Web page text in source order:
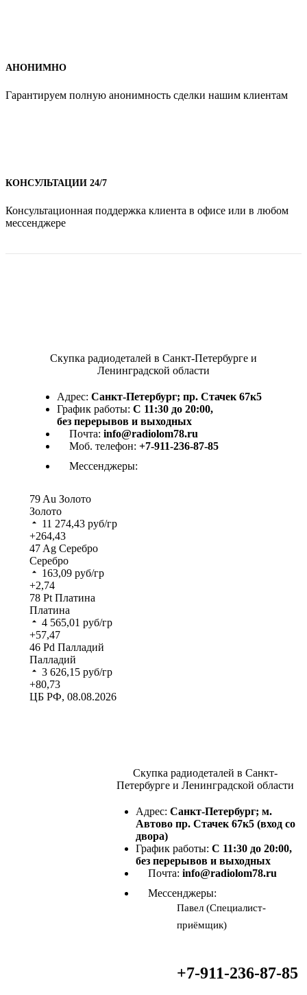
АНОНИМНО
Гарантируем полную анонимность сделки нашим клиентам
КОНСУЛЬТАЦИИ 24/7
Консультационная поддержка клиента в офисе или в любом
мессенджере
Скупка радиодеталей в Санкт-Петербурге и
Ленинградской области
Адрес: Санкт-Петербург; пр. Стачек 67к5
График работы: С 11:30 до 20:00,
без перерывов и выходных
Почта: info@radiolom78.ru
Моб. телефон: +7-911-236-87-85
Мессенджеры:
79 Au Золото
Золото
11 274,43 руб/гр
+264,43
47 Ag Серебро
Серебро
163,09 руб/гр
+2,74
78 Pt Платина
Платина
4 565,01 руб/гр
+57,47
46 Pd Палладий
Палладий
3 626,15 руб/гр
+80,73
ЦБ РФ, 08.08.2026
Скупка радиодеталей в Санкт-
Петербурге и Ленинградской области
Адрес: Санкт-Петербург; м.
Автово пр. Стачек 67к5 (вход со
двора)
График работы: С 11:30 до 20:00,
без перерывов и выходных
Почта: info@radiolom78.ru
Мессенджеры:
Павел (Специалист-
приёмщик)
+7-911-236-87-85